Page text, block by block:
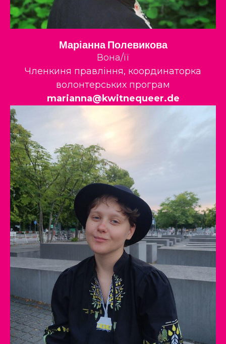
Маріанна Полевикова
Вона/її
Членкиня правління, координаторка
волонтерських програм
marianna@kwitnequeer.de